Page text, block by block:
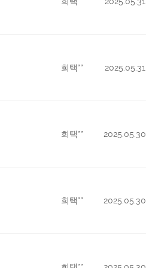
희택** 2025.05.31
희택** 2025.05.30
희택** 2025.05.30